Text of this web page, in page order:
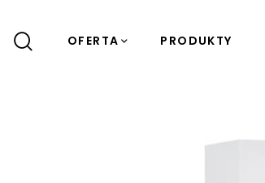
OFERTA PRODUKTY